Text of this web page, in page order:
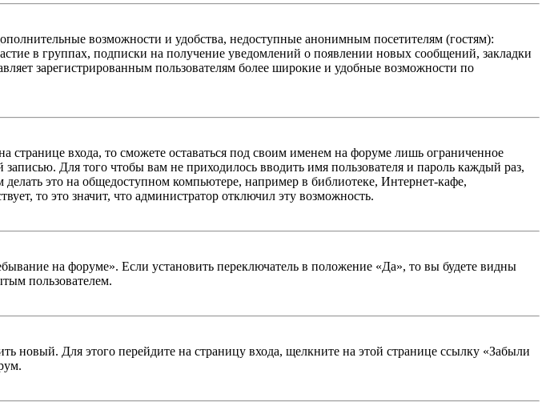
возможности и удобства, недоступные анонимным посетителям (гостям):
в группах, подписки на получение уведомлений о появлении новых сообщений, закладки
зарегистрированным пользователям более широкие и удобные возможности по
входа, то сможете оставаться под своим именем на форуме лишь ограниченное
Для того чтобы вам не приходилось вводить имя пользователя и пароль каждый раз,
это на общедоступном компьютере, например в библиотеке, Интернет-кафе,
то это значит, что администратор отключил эту возможность.
на форуме». Если установить переключатель в положение «Да», то вы будете видны
пользователем.
новый. Для этого перейдите на страницу входа, щелкните на этой странице ссылку «Забыли